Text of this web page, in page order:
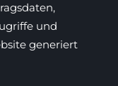
und
generiert